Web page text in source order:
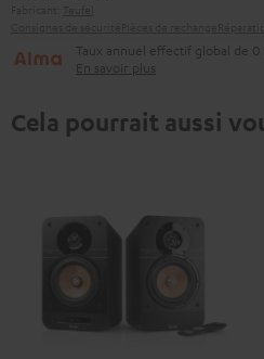
Taux annuel effectif global de
En savoir plus
Cela pourrait aussi